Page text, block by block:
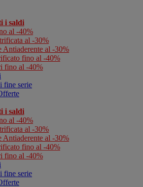
i saldi
al -40%
al -30%
Antiaderente al -30%
fino al -40%
fino al -40%
fine serie
i saldi
al -40%
al -30%
Antiaderente al -30%
fino al -40%
fino al -40%
fine serie